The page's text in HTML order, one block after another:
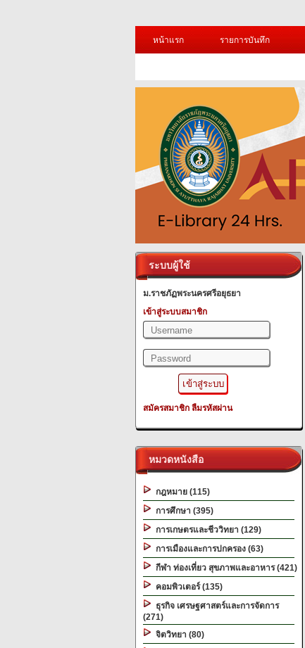
หน้าแรก
รายการบันทึก
ระบบผู้ใช้
ม.ราชภัฏพระนครศรีอยุธยา
เข้าสู่ระบบสมาชิก
สมัครสมาชิก ลืมรหัสผ่าน
หมวดหนังสือ
กฎหมาย (115)
การศึกษา (395)
การเกษตรและชีววิทยา (129)
การเมืองและการปกครอง (63)
กีฬา ท่องเที่ยว สุขภาพและอาหาร (421)
คอมพิวเตอร์ (135)
ธุรกิจ เศรษฐศาสตร์และการจัดการ
(271)
จิตวิทยา (80)